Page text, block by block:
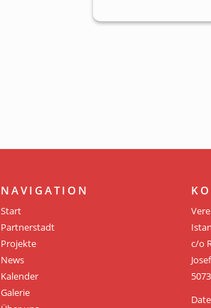
NAVIGATION
Start
Partnerstadt
Projekte
News
Kalender
Galerie
c/o